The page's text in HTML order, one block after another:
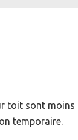
toit sont moins
temporaire.